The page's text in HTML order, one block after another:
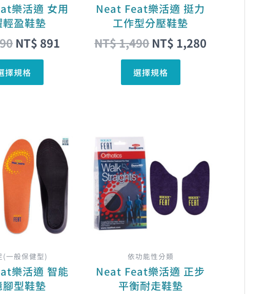
樂活適 女用
輕盈鞋墊
NT$ 891
擇規格
產
品
面
選
Neat Feat樂活適 挺力
工作型分壓鞋墊
NT$1,490 NT$ 1,280
選擇規格
產
品
面
選
(一般保健型)
樂活適 智能
腳型鞋墊
始
價
格：
NT$ 890。
前
價
格：
NT$ 800。
產
多
款
式。
在
產
品
依功能性分類
Neat Feat樂活適 正步
平衡耐走鞋墊
格：
NT$ 1,250。
格：
NT$ 1,125。
多
種
款
產
品